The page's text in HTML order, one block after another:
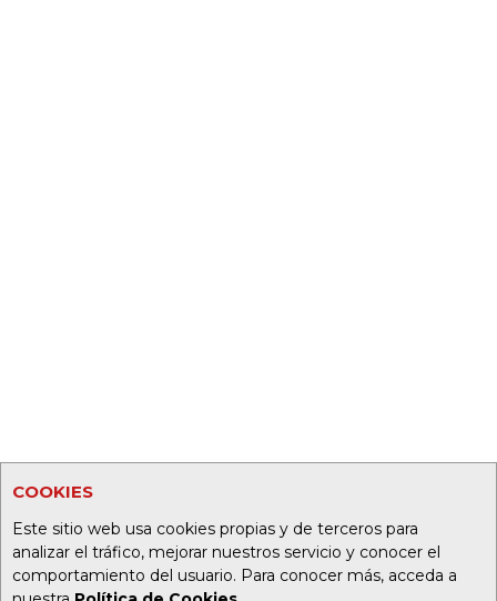
COOKIES
Este sitio web usa cookies propias y de terceros para
analizar el tráfico, mejorar nuestros servicio y conocer el
comportamiento del usuario. Para conocer más, acceda a